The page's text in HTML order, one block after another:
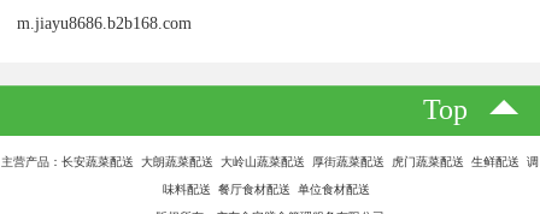
m.jiayu8686.b2b168.com
Top
主营产品：长安蔬菜配送 大朗蔬菜配送 大岭山蔬菜配送 厚街蔬菜配送 虎门蔬菜配送 生鲜配送 调
味料配送 餐厅食材配送 单位食材配送